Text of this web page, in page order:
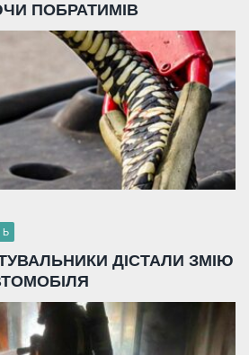
ПОБРАТИМІВ
ДІСТАЛИ ЗМІЮ